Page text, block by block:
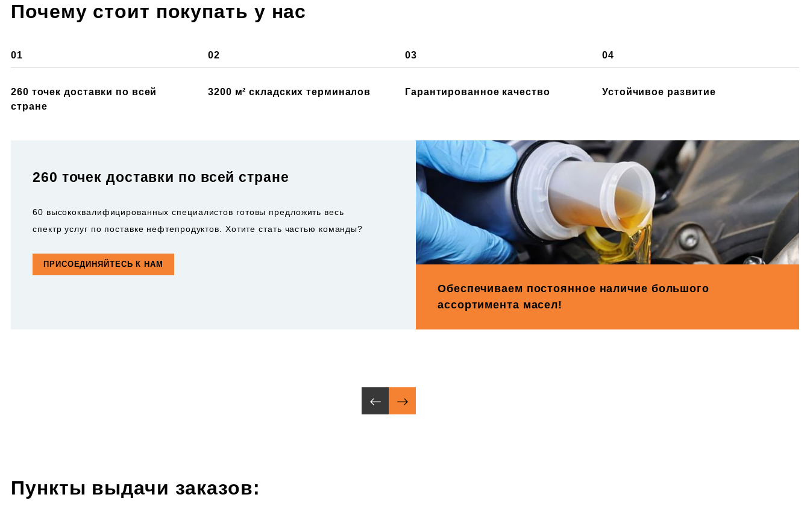
Почему стоит покупать у нас
01
260 точек доставки по всей
стране
02
3200 м² складских терминалов
03
Гарантированное качество
04
Устойчивое развитие
260 точек доставки по всей стране
60 высококвалифицированных специалистов готовы предложить весь
спектр услуг по поставке нефтепродуктов. Хотите стать частью команды?
ПРИСОЕДИНЯЙТЕСЬ К НАМ
Обеспечиваем постоянное наличие большого
ассортимента масел!
Пункты выдачи заказов: